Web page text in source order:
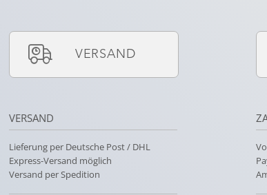
VERSAND
VERSAND
Lieferung per Deutsche Post / DHL
Express-Versand möglich
Versand per Spedition